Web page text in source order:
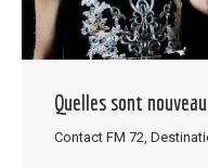
Quelles sont
Contact FM 72